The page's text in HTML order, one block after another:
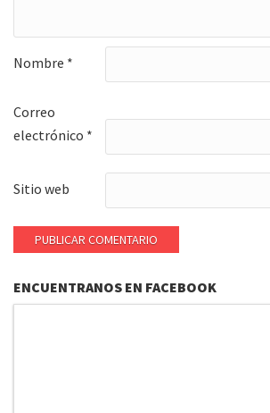
Nombre *
Correo
electrónico *
Sitio web
ENCUENTRANOS EN FACEBOOK